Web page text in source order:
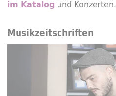
im Katalog und Konzerten.
Musikzeitschriften